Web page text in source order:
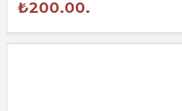
₺200.00.